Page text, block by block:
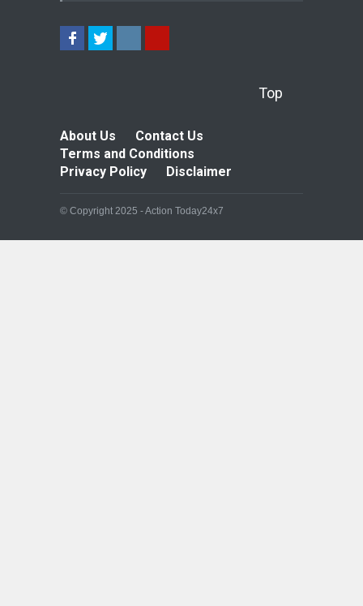
Top
About Us
Contact Us
Terms and Conditions
Privacy Policy
Disclaimer
© Copyright 2025 - Action Today24x7